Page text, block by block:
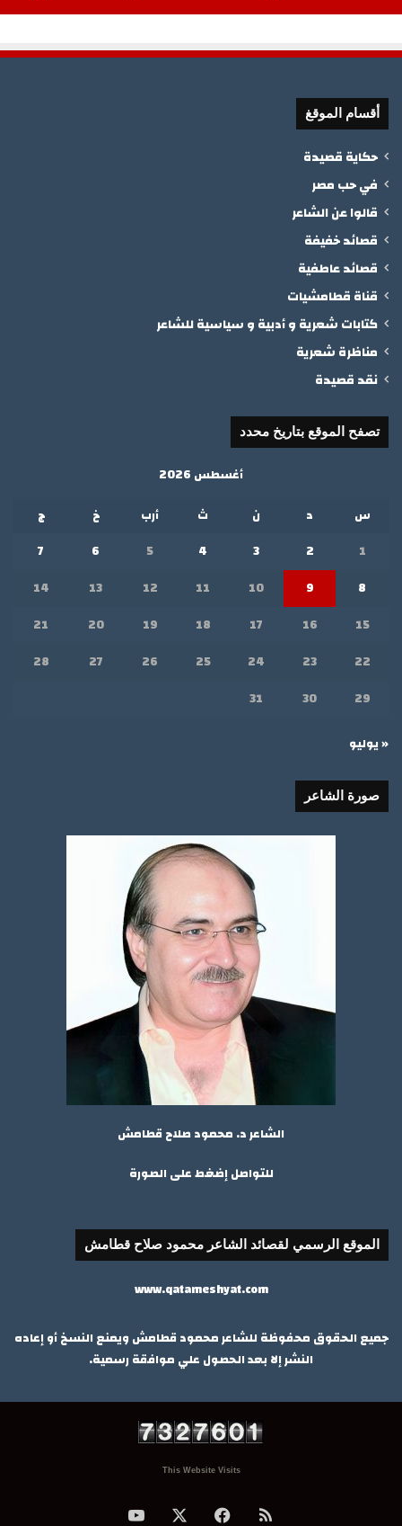
أقسام الموقغ
حكاية قصيدة
في حب مصر
قالوا عن الشاعر
قصائد خفيفة
قصائد عاطفية
قناة قطامشيات
كتابات شعرية و أدبية و سياسية للشاعر
مناظرة شعرية
نقد قصيدة
تصفح الموقع بتاريخ محدد
أغسطس 2026
س
د ن ث أرب خ
ج
1
2
3
4
5
6
7
8
9
10
11
12
13
14
15
16
17
18
19
20
21
22
23
24
25
26
27
28
29
30
31
« يوليو
صورة الشاعر
الشاعر د. محمود صلاح قطامش
للتواصل إضغط على الصورة
الموقع الرسمي لقصائد الشاعر محمود صلاح قطامش
www.qatameshyat.com
جميع الحقوق محفوظة للشاعر محمود قطامش ويمنع النسخ أو إعاده
النشر إلا بعد الحصول علي موافقة رسمية.
This Website Visits
ملخصفيسبوك ‫YouTube